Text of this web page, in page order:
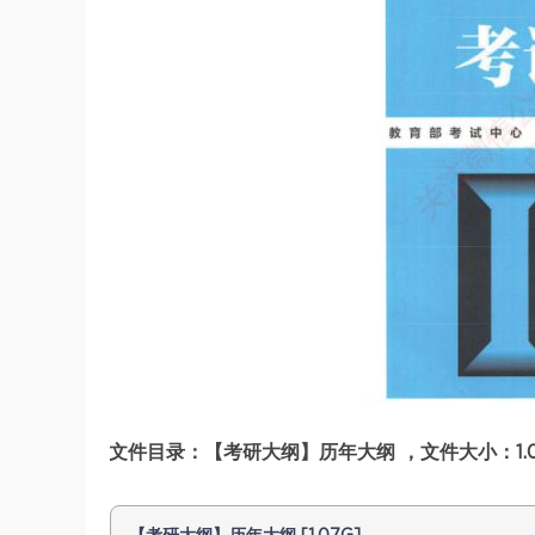
文件目录：【考研大纲】历年大纲 ，文件大小：